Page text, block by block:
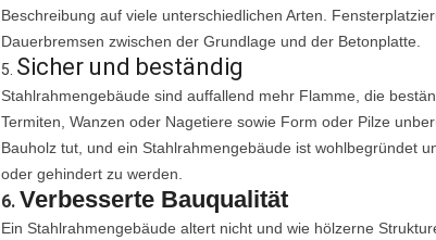
Beschreibung auf viele unterschiedlichen Arten.
Dauerbremsen zwischen der Grundlage und der Betonplatte.
5. Sicher und beständig
Stahlrahmengebäude sind auffallend mehr Flamme, die
Termiten, Wanzen oder Nagetiere sowie Form oder Pilze
Bauholz tut, und ein Stahlrahmengebäude ist wohlbegründet
oder gehindert zu werden.
6. Verbesserte Bauqualität
Ein Stahlrahmengebäude altert nicht und wie hölzerne